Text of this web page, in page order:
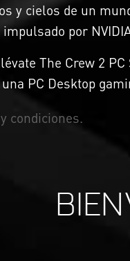
y cielos de un
por
The Crew 2
una PC Desktop
condiciones.